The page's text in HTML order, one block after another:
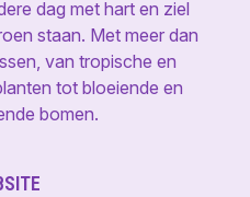
dag met hart en ziel
staan. Met meer dan
van tropische en
tot bloeiende en
bomen.